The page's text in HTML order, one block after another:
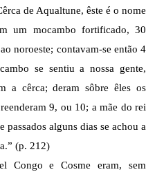
de Aqualtune, êste é o nome
um mocambo fortificado, 30
noroeste; contavam-se então 4
se sentiu a nossa gente,
a cêrca; deram sôbre êles os
9, ou 10; a mãe do rei
alguns dias se achou a
(p. 212)
Congo e Cosme eram, sem